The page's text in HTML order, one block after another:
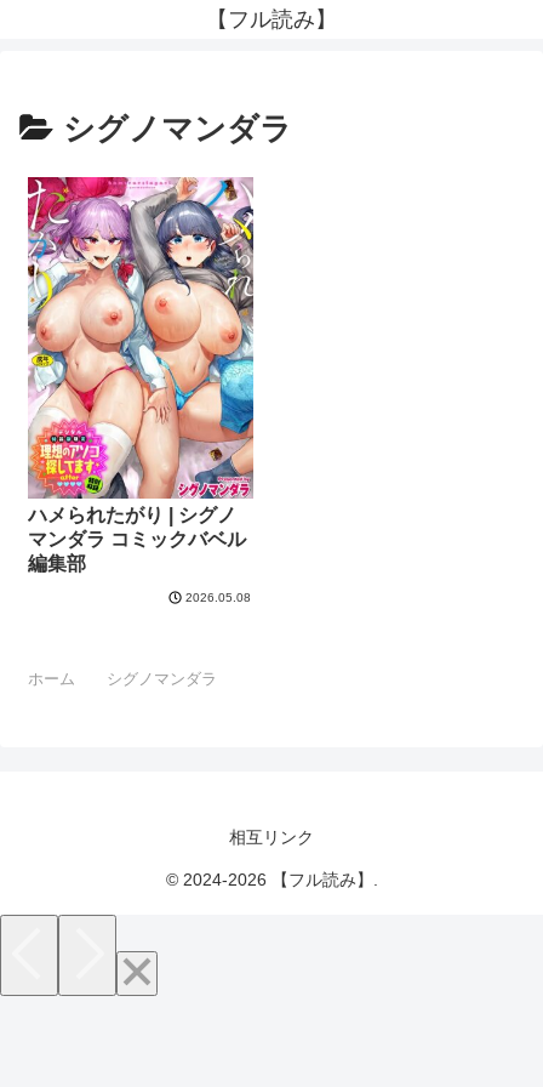
【フル読み】
シグノマンダラ
ハメられたがり | シグノ
マンダラ コミックバベル
編集部
2026.05.08
ホーム シグノマンダラ
相互リンク
© 2024-2026 【フル読み】.